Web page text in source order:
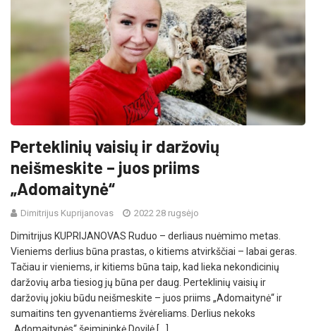
Perteklinių vaisių ir daržovių
neišmeskite – juos priims
„Adomaitynė“
Dimitrijus Kuprijanovas 2022 28 rugsėjo
Dimitrijus KUPRIJANOVAS Ruduo – derliaus nuėmimo metas.
Vieniems derlius būna prastas, o kitiems atvirkščiai – labai geras.
Tačiau ir vieniems, ir kitiems būna taip, kad lieka nekondicinių
daržovių arba tiesiog jų būna per daug. Perteklinių vaisių ir
daržovių jokiu būdu neišmeskite – juos priims „Adomaitynė“ ir
sumaitins ten gyvenantiems žvėreliams. Derlius nekoks